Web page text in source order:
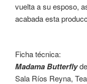
vuelta a su esposo,
acabada esta
Ficha técnica:
Madama Butterflyde
Sala Ríos Reyna,